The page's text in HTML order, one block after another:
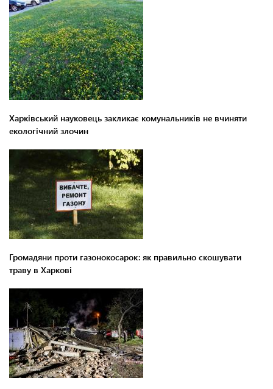
Харківський науковець закликає комунальників не вчиняти
екологічний злочин
Громадяни проти газонокосарок: як правильно скошувати
траву в Харкові